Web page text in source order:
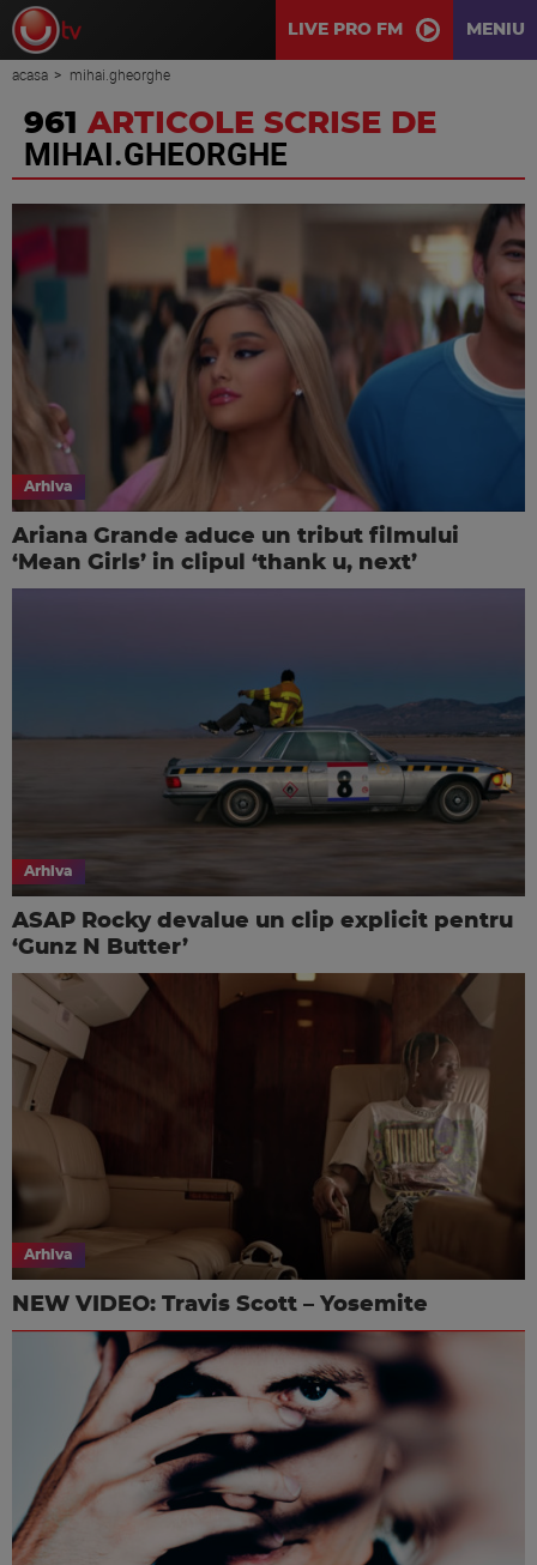
LIVE PRO FM MENIU
acasa mihai.gheorghe
961 ARTICOLE SCRISE DE
MIHAI.GHEORGHE
Arhiva
Ariana Grande aduce un tribut filmului
‘Mean Girls’ in clipul ‘thank u, next’
Arhiva
ASAP Rocky devalue un clip explicit pentru
‘Gunz N Butter’
Arhiva
NEW VIDEO: Travis Scott – Yosemite